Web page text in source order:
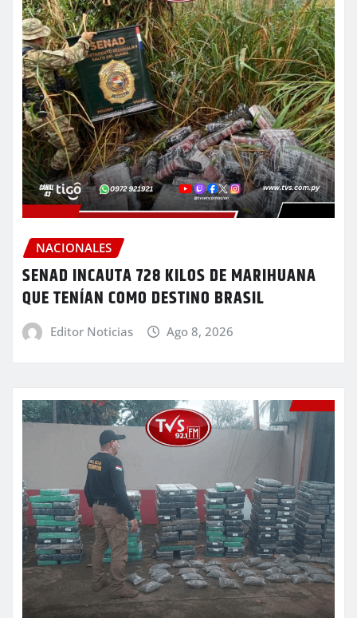
NACIONALES
SENAD INCAUTA 728 KILOS DE MARIHUANA
QUE TENÍAN COMO DESTINO BRASIL
Editor Noticias Ago 8, 2026